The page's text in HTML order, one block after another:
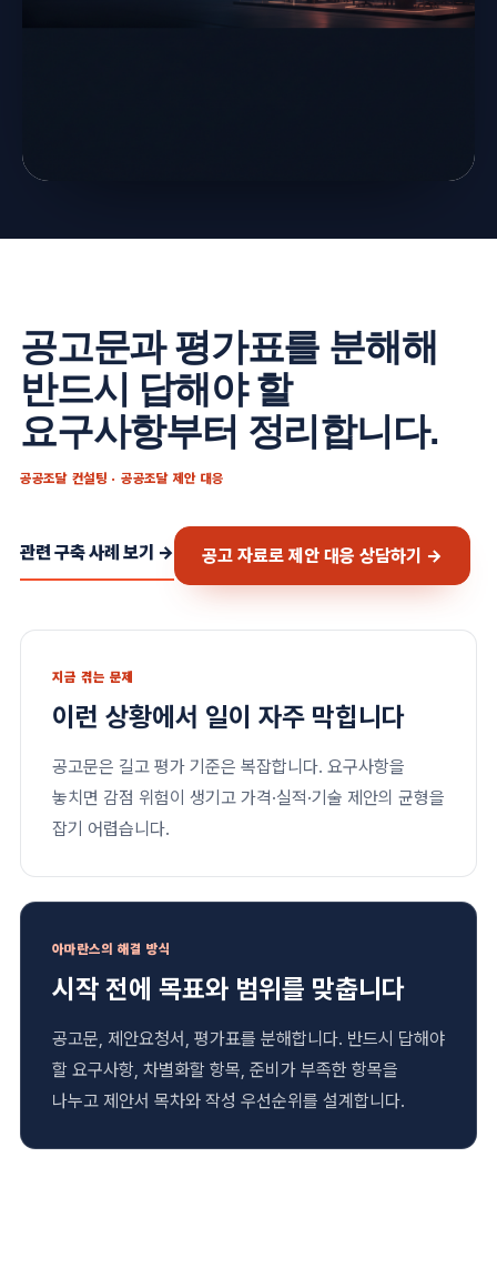
공고문과 평가표를 분해해
반드시 답해야 할
요구사항부터 정리합니다.
공공조달 컨설팅 · 공공조달 제안 대응
관련 구축 사례 보기 → 공고 자료로 제안 대응 상담하기 →
지금 겪는 문제
이런 상황에서 일이 자주 막힙니다
공고문은 길고 평가 기준은 복잡합니다. 요구사항을
놓치면 감점 위험이 생기고 가격·실적·기술 제안의 균형을
잡기 어렵습니다.
아마란스의 해결 방식
시작 전에 목표와 범위를 맞춥니다
공고문, 제안요청서, 평가표를 분해합니다. 반드시 답해야
할 요구사항, 차별화할 항목, 준비가 부족한 항목을
나누고 제안서 목차와 작성 우선순위를 설계합니다.